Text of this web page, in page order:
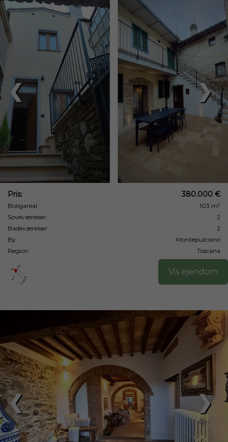
❯
❮
Pris: 380.000 €
Boligareal:
103 m²
Soveværelser:
2
Badeværelser:
2
By:
Montepulciano
Region:
Toscana
Vis ejendom
❯
❮